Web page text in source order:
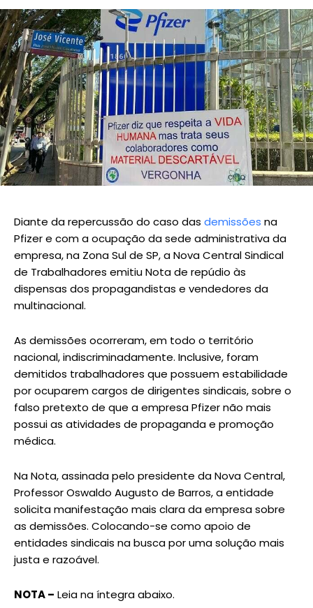
Diante da repercussão do caso das demissões na
Pfizer e com a ocupação da sede administrativa da
empresa, na Zona Sul de SP, a Nova Central Sindical
de Trabalhadores emitiu Nota de repúdio às
dispensas dos propagandistas e vendedores da
multinacional.
As demissões ocorreram, em todo o território
nacional, indiscriminadamente. Inclusive, foram
demitidos trabalhadores que possuem estabilidade
por ocuparem cargos de dirigentes sindicais, sobre o
falso pretexto de que a empresa Pfizer não mais
possui as atividades de propaganda e promoção
médica.
Na Nota, assinada pelo presidente da Nova Central,
Professor Oswaldo Augusto de Barros, a entidade
solicita manifestação mais clara da empresa sobre
as demissões. Colocando-se como apoio de
entidades sindicais na busca por uma solução mais
justa e razoável.
NOTA – Leia na íntegra abaixo.